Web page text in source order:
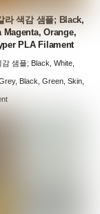
라 색감 샘플; Black,
Orange,
PLA Filament
샘플; Black, White,
Black, Green, Skin,